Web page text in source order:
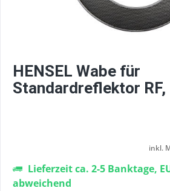
HENSEL Wabe für
Standardreflektor RF,
inkl.
Lieferzeit ca. 2-5 Banktage,
abweichend